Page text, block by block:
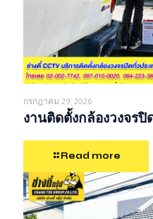
กรกฎาคม 29, 2026
งานติดตั้งกล้องวงจรปิ
Read more